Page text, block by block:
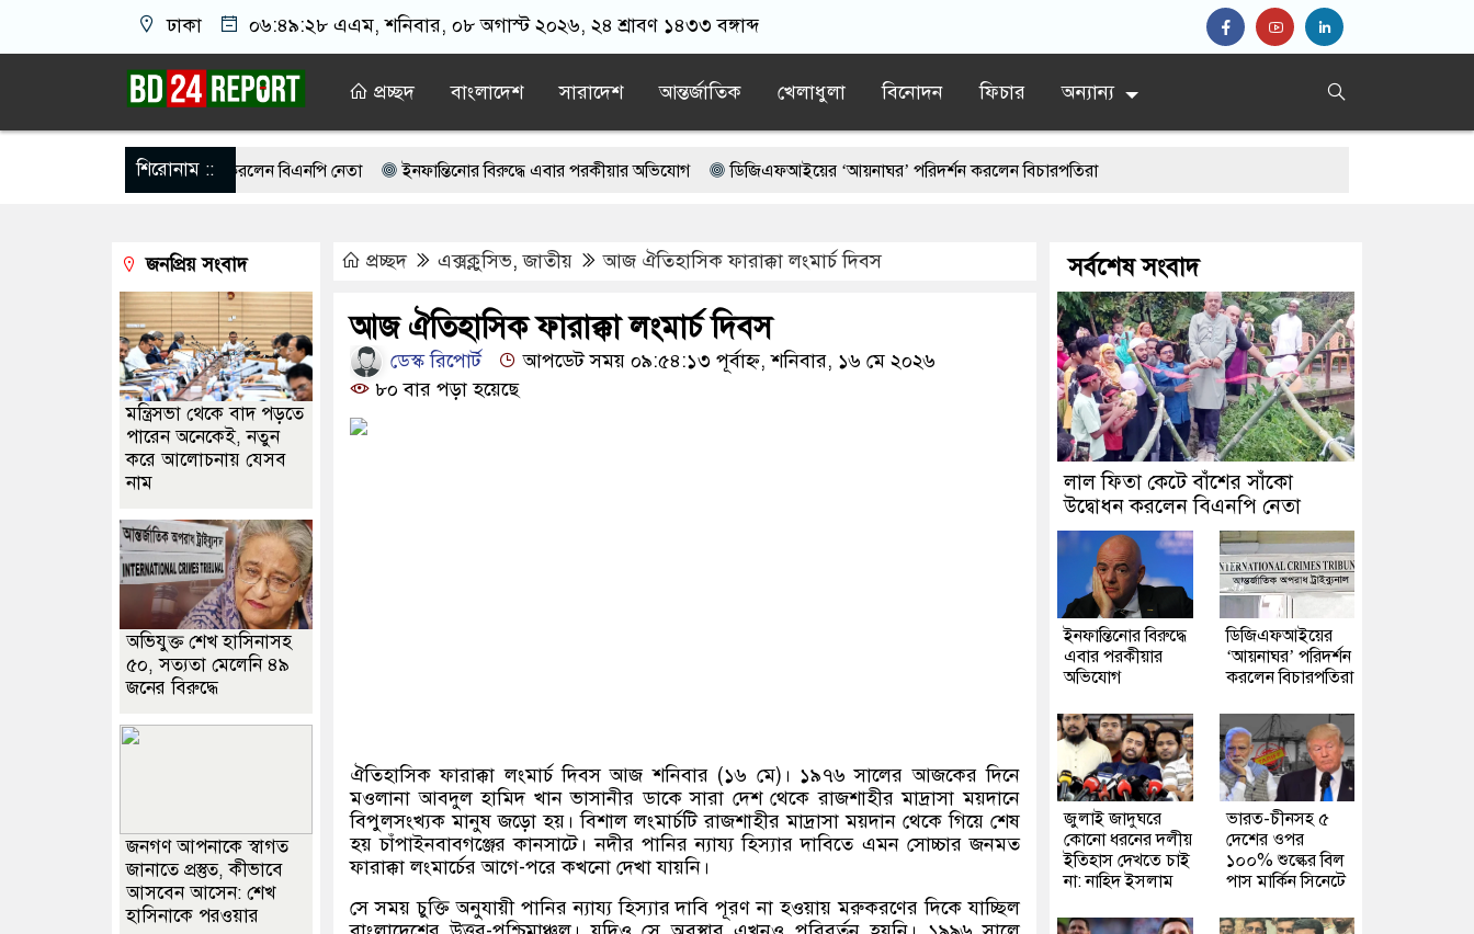
ঢাকা ০৬:৪৯:২৮ এএম, শনিবার, ০৮ অগাস্ট ২০২৬, ২৪ শ্রাবণ ১৪৩৩ বঙ্গাব্দ
প্রচ্ছদ বাংলাদেশ সারাদেশ আন্তর্জাতিক খেলাধুলা বিনোদন ফিচার অন্যান্য
শিরোনাম ::
বাঁশের সাঁকো উদ্বোধন করলেন বিএনপি নেতা ইনফান্তিনোর বিরুদ্ধে এবার পরকীয়ার অভিযোগ ডিজিএফআইয়ের ‘আয়নাঘর’ পরিদর্শন করলেন বিচারপতিরা
ভয়ংকর পরিকল্পনা ফাঁস গণঅভ্যুত্থানের সঙ্গে প্রথম বেইমানি করেছেন জামায়াত আমির: রাশেদ খাঁন
মেরে ফেলার পরিকল্পনা, বেরিয়ে এল ভয়াবহ সব তথ্য মানুষের বাসায় কাজ করে এই শার্টটাই ওর মা কিনে দিছিল, ওইটা পইরাই ও শহীদ হয়ে গেছে: শহীদ হৃদয়ের বাবা
চট্টগ্রামে বিএনপির সভা কাল
প্রচ্ছদ এক্সক্লুসিভ,জাতীয় আজ ঐতিহাসিক ফারাক্কা লংমার্চ দিবস
আজ ঐতিহাসিক ফারাক্কা লংমার্চ দিবস
ডেস্ক রিপোর্ট
আপডেট সময় ০৯:৫৪:১৩ পূর্বাহ্ন, শনিবার, ১৬ মে ২০২৬
৮০ বার পড়া হয়েছে
ঐতিহাসিক ফারাক্কা লংমার্চ দিবস আজ শনিবার (১৬ মে)। ১৯৭৬ সালের আজকের দিনে
মওলানা আবদুল হামিদ খান ভাসানীর ডাকে সারা দেশ থেকে রাজশাহীর মাদ্রাসা ময়দানে
বিপুলসংখ্যক মানুষ জড়ো হয়। বিশাল লংমার্চটি রাজশাহীর মাদ্রাসা ময়দান থেকে গিয়ে শেষ
হয় চাঁপাইনবাবগঞ্জের কানসাটে। নদীর পানির ন্যায্য হিস্যার দাবিতে এমন সোচ্চার জনমত
ফারাক্কা লংমার্চের আগে-পরে কখনো দেখা যায়নি।
সে সময় চুক্তি অনুযায়ী পানির ন্যায্য হিস্যার দাবি পূরণ না হওয়ায় মরুকরণের দিকে যাচ্ছিল
জনপ্রিয় সংবাদ
মন্ত্রিসভা থেকে বাদ পড়তে
পারেন অনেকেই, নতুন
করে আলোচনায় যেসব
নাম
অভিযুক্ত শেখ হাসিনাসহ
৫০, সত্যতা মেলেনি ৪৯
জনের বিরুদ্ধে
জনগণ আপনাকে স্বাগত
জানাতে প্রস্তুত, কীভাবে
আসবেন আসেন: শেখ
হাসিনাকে পরওয়ার
সর্বশেষ সংবাদ
লাল ফিতা কেটে বাঁশের সাঁকো
উদ্বোধন করলেন বিএনপি নেতা
ইনফান্তিনোর বিরুদ্ধে
এবার পরকীয়ার
অভিযোগ
ডিজিএফআইয়ের
‘আয়নাঘর’ পরিদর্শন
করলেন বিচারপতিরা
জুলাই জাদুঘরে
কোনো ধরনের দলীয়
ইতিহাস দেখতে চাই
না: নাহিদ ইসলাম
ভারত-চীনসহ ৫
দেশের ওপর
১০০% শুল্কের বিল
পাস মার্কিন সিনেটে